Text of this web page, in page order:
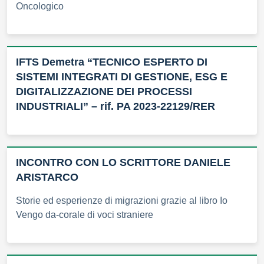
Oncologico
IFTS Demetra “TECNICO ESPERTO DI
SISTEMI INTEGRATI DI GESTIONE, ESG E
DIGITALIZZAZIONE DEI PROCESSI
INDUSTRIALI” – rif. PA 2023-22129/RER
INCONTRO CON LO SCRITTORE DANIELE
ARISTARCO
Storie ed esperienze di migrazioni grazie al libro Io
Vengo da-corale di voci straniere